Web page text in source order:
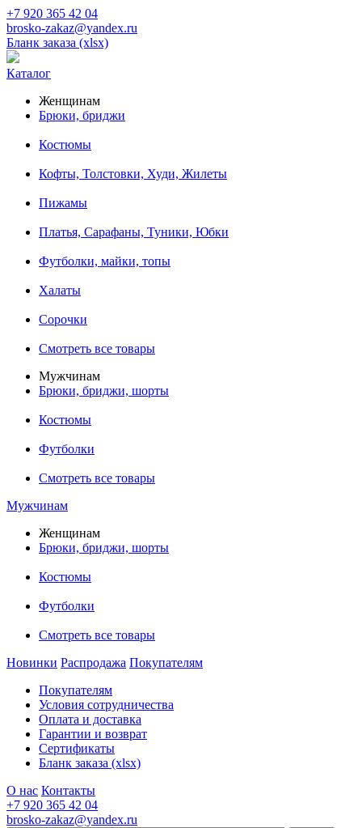
+7 920 365 42 04
brosko-zakaz@yandex.ru
Бланк заказа (xlsx)
Каталог
Женщинам
Брюки, бриджи
Костюмы
Кофты, Толстовки, Худи, Жилеты
Пижамы
Платья, Сарафаны, Туники, Юбки
Футболки, майки, топы
Халаты
Сорочки
Смотреть все товары
Мужчинам
Брюки, бриджи, шорты
Костюмы
Футболки
Смотреть все товары
Мужчинам
Женщинам
Брюки, бриджи, шорты
Костюмы
Футболки
Смотреть все товары
Новинки Распродажа Покупателям
Покупателям
Условия сотрудничества
Оплата и доставка
Гарантии и возврат
Сертификаты
Бланк заказа (xlsx)
О нас Контакты
+7 920 365 42 04
brosko-zakaz@yandex.ru